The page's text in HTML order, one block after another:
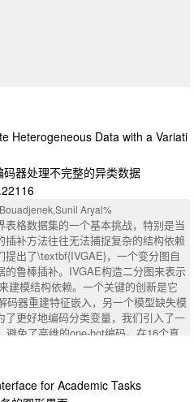
保持内部状态，有选择地与其他神经
而不是严格的层次结构。如果人工智
？我们介绍智能神经网络（INN），
标准的Text 8字符建模基准测试中，I
Heterogeneous Data with a Variati
器处理不完整的异类数据
Aryal%
格数据集的一个基本挑战，特别是当
补方法往往无法捕捉复杂的结构依赖
出了\textbf{IVGAE}，一个变分图自
鲁棒插补。IVGAE构造二分图来表示
建模结构依赖。一个关键的创新是它
码器重建特征嵌入，另一个模型缺失模
更好地编码分类变量，我们引入了一
免了高维的one-hot编码。在16个真
上获得。
a fundamental challenge in real-worl
for Academic Tasks